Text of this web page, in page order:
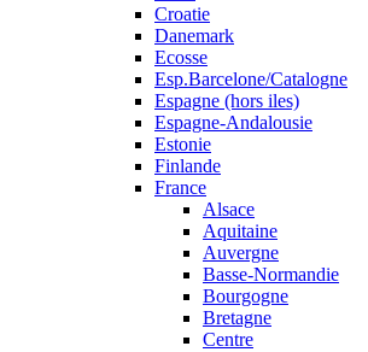
Croatie
Danemark
Ecosse
Esp.Barcelone/Catalogne
Espagne (hors iles)
Espagne-Andalousie
Estonie
Finlande
France
Alsace
Aquitaine
Auvergne
Basse-Normandie
Bourgogne
Bretagne
Centre